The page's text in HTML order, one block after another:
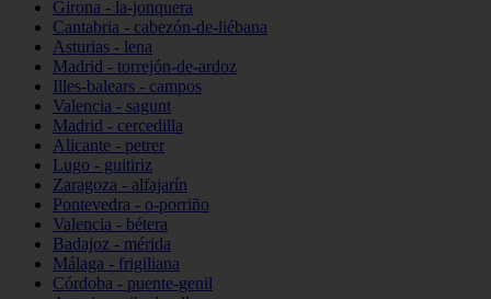
Girona - la-jonquera
Cantabria - cabezón-de-liébana
Asturias - lena
Madrid - torrejón-de-ardoz
Illes-balears - campos
Valencia - sagunt
Madrid - cercedilla
Alicante - petrer
Lugo - guitiriz
Zaragoza - alfajarín
Pontevedra - o-porriño
Valencia - bétera
Badajoz - mérida
Málaga - frigiliana
Córdoba - puente-genil